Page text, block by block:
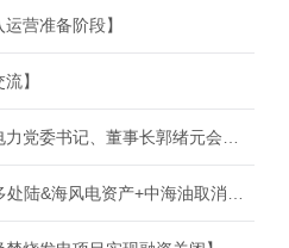
营准备阶段】
】